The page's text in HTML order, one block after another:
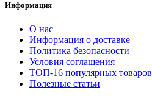
Информация
О нас
Информация о доставке
Политика безопасности
Условия соглашения
ТОП-16 популярных товаров
Полезные статьи